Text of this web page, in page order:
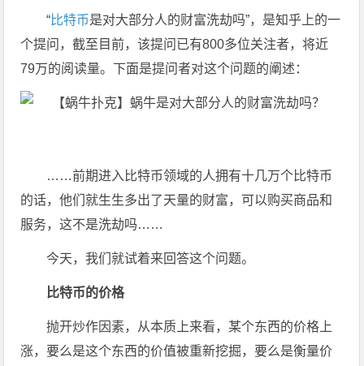
“比特币是对大部分人的财富洗劫吗”，是知乎上的一
个提问，截至目前，该提问已有800多位关注者，将近
79万的阅读量。下面是提问者对这个问题的阐述：
……前期进入比特币领域的人拥有十几万个比特币
的话，他们就生生多出了天量的财富，可以购买商品和
服务，这不是洗劫吗……
今天，我们就试着来回答这个问题。
比特币的价格
抛开炒作因素，从本质上来看，某个东西的价格上
涨，要么是这个东西的价值被重新挖掘，要么是衡量价